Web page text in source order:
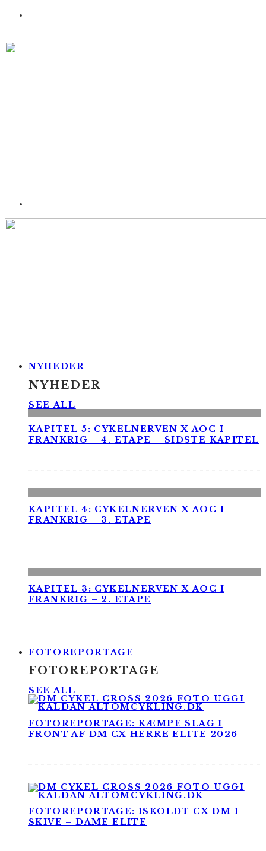
NYHEDER
NYHEDER
SEE ALL
KAPITEL 5: CYKELNERVEN X AOC I
FRANKRIG – 4. ETAPE – SIDSTE KAPITEL
KAPITEL 4: CYKELNERVEN X AOC I
FRANKRIG – 3. ETAPE
KAPITEL 3: CYKELNERVEN X AOC I
FRANKRIG – 2. ETAPE
FOTOREPORTAGE
FOTOREPORTAGE
SEE ALL
FOTOREPORTAGE: KÆMPE SLAG I
FRONT AF DM CX HERRE ELITE 2026
FOTOREPORTAGE: ISKOLDT CX DM I
SKIVE – DAME ELITE